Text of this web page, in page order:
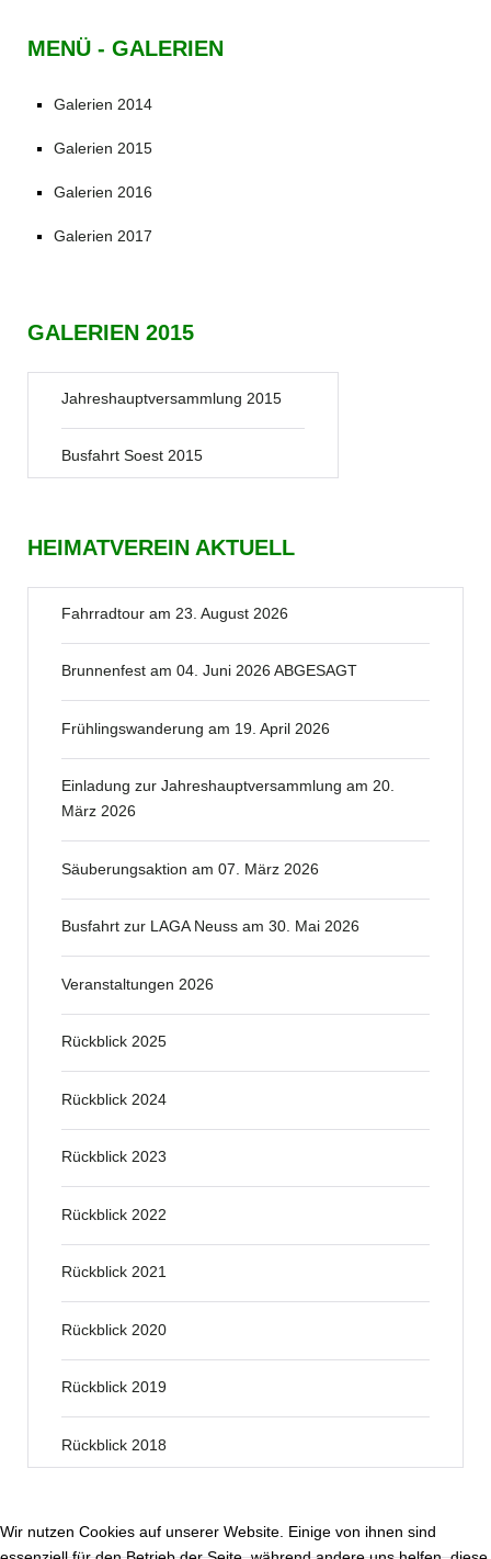
MENÜ - GALERIEN
Galerien 2014
Galerien 2015
Galerien 2016
Galerien 2017
GALERIEN 2015
Jahreshauptversammlung 2015
Busfahrt Soest 2015
HEIMATVEREIN AKTUELL
Fahrradtour am 23. August 2026
Brunnenfest am 04. Juni 2026 ABGESAGT
Frühlingswanderung am 19. April 2026
Einladung zur Jahreshauptversammlung am 20.
März 2026
Säuberungsaktion am 07. März 2026
Busfahrt zur LAGA Neuss am 30. Mai 2026
Veranstaltungen 2026
Rückblick 2025
Rückblick 2024
Rückblick 2023
Rückblick 2022
Rückblick 2021
Rückblick 2020
Rückblick 2019
Rückblick 2018
Wir nutzen Cookies auf unserer Website. Einige von ihnen sind